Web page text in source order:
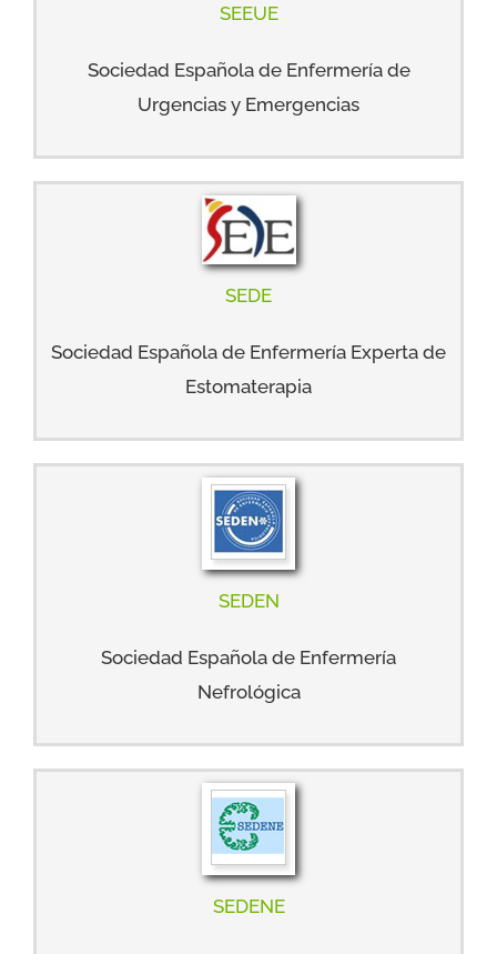
SEEUE
Sociedad Española de Enfermería de
Urgencias y Emergencias
SEDE
Sociedad Española de Enfermería Experta de
Estomaterapia
SEDEN
Sociedad Española de Enfermería
Nefrológica
SEDENE